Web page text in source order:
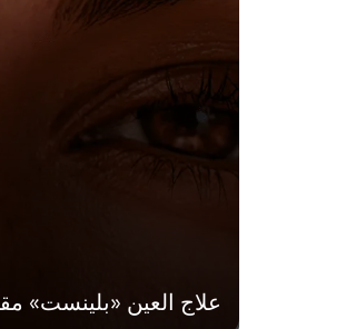
علاج العين «بلينست» مقابل 2,200 درهم